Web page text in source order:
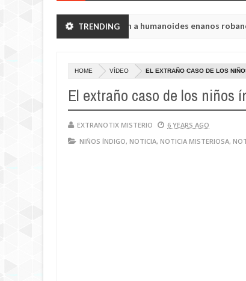
TRENDING
de Chelyabinsk vieron a humanoides enanos robando
HOME VÍDEO EL EXTRAÑO CASO DE LOS
El extraño caso de los niños
EXTRANOTIX MISTERIO
6 YEARS AGO
NIÑOS ÍNDIGO, NOTICIA, NOTICIA MISTERIOSA,